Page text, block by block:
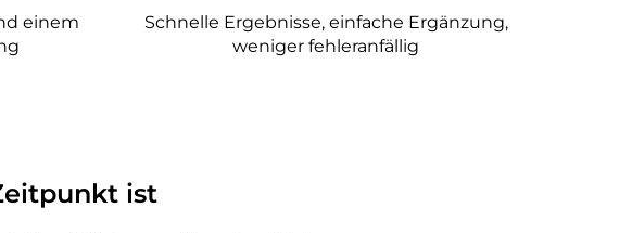
einem
Schnelle Ergebnisse, einfache Ergänzung,
weniger fehleranfällig
ist